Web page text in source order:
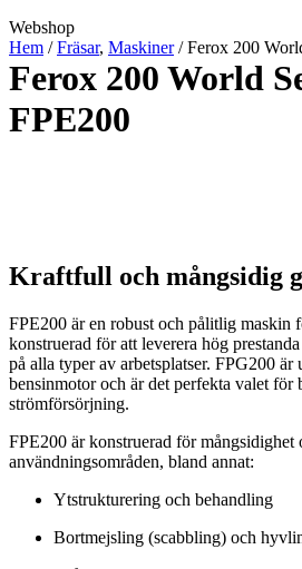
Webshop
Hem /Fräsar, Maskiner/Ferox 200
Ferox 200 World
FPE200
Kraftfull och mångsidig
FPE200 är en robust och pålitlig maskin
konstruerad för att leverera hög
på alla typer av arbetsplatser. FPG200
bensinmotor och är det perfekta valet för
strömförsörjning.
FPE200 är konstruerad för mångsidighet
användningsområden, bland annat:
Ytstrukturering och behandling
Bortmejsling (scabbling) och